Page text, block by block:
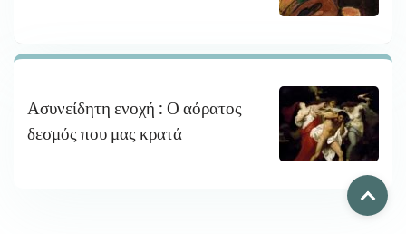
Ασυνείδητη ενοχή : Ο αόρατος
δεσμός που μας κρατά